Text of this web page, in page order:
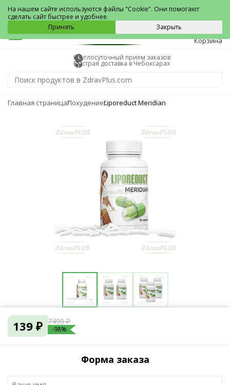
Чебоксары
0
Корзина
Круглосуточный прием заказов
Быстрая доставка в Чебоксарах
Главная страницаПохудениеLiporeduct Meridian
139 ₽ 7490 ₽
-98%
Форма заказа
На нашем сайте используются файлы "Cookie". Они помогают
сделать сайт быстрее и удобнее.
Принять
Закрыть